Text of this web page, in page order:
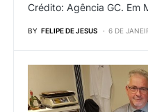
Crédito: Agência GC. Em
BY FELIPE DE JESUS 6 DE